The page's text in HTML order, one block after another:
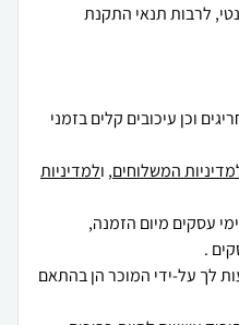
לרבות תנאי התקנת
וכן עיכובים קלים בזמני
המשלוחים, ולמדיניות
לך על-ידי המוכר הן בהתאם